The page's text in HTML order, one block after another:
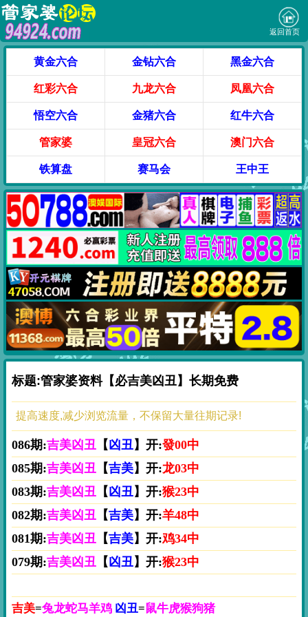
返回首页
黄金六合 金钻六合 黑金六合
红彩六合 九龙六合 凤凰六合
悟空六合 金猪六合 红牛六合
管家婆 皇冠六合 澳门六合
铁算盘 赛马会 王中王
标题:管家婆资料【必吉美凶丑】长期免费
提高速度,减少浏览流量，不保留大量往期记录!
086期:吉美凶丑 【 凶丑】开:發00中
085期:吉美凶丑 【吉美】开:龙03中
083期:吉美凶丑 【 凶丑】开:猴23中
082期:吉美凶丑 【吉美】开:羊48中
081期:吉美凶丑 【吉美】开:鸡34中
079期:吉美凶丑 【 凶丑】开:猴23中
吉美=兔龙蛇马羊鸡 凶丑=鼠牛虎猴狗猪